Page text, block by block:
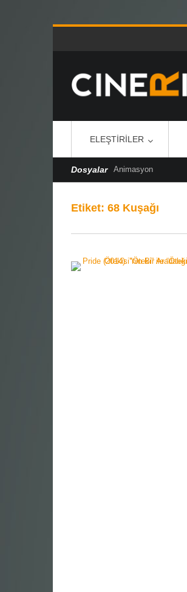
ELEŞTIRILER
Dosyalar Animasyon
Etiket: 68 Kuşağı